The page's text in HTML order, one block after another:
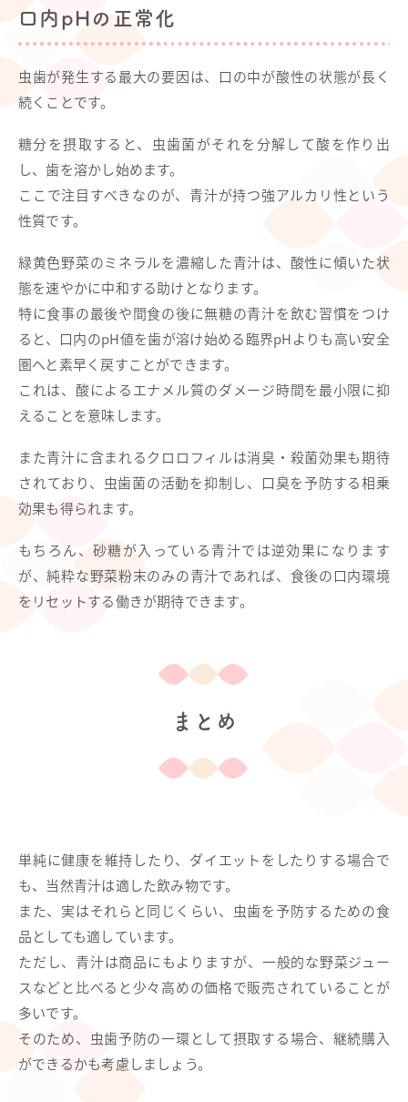
口内pHの正常化
虫歯が発生する最大の要因は、口の中が酸性の状態が長く
続くことです。
糖分を摂取すると、虫歯菌がそれを分解して酸を作り出
し、歯を溶かし始めます。
ここで注目すべきなのが、青汁が持つ強アルカリ性という
性質です。
緑黄色野菜のミネラルを濃縮した青汁は、酸性に傾いた状
態を速やかに中和する助けとなります。
特に食事の最後や間食の後に無糖の青汁を飲む習慣をつけ
ると、口内のpH値を歯が溶け始める臨界pHよりも高い安全
圏へと素早く戻すことができます。
これは、酸によるエナメル質のダメージ時間を最小限に抑
えることを意味します。
また青汁に含まれるクロロフィルは消臭・殺菌効果も期待
されており、虫歯菌の活動を抑制し、口臭を予防する相乗
効果も得られます。
もちろん、砂糖が入っている青汁では逆効果になります
が、純粋な野菜粉末のみの青汁であれば、食後の口内環境
をリセットする働きが期待できます。
まとめ
単純に健康を維持したり、ダイエットをしたりする場合で
も、当然青汁は適した飲み物です。
また、実はそれらと同じくらい、虫歯を予防するための食
品としても適しています。
ただし、青汁は商品にもよりますが、一般的な野菜ジュー
スなどと比べると少々高めの価格で販売されていることが
多いです。
そのため、虫歯予防の一環として摂取する場合、継続購入
ができるかも考慮しましょう。